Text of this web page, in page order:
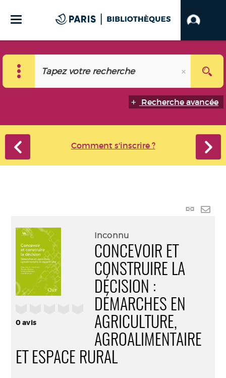
Recherche avancée
Comment s'inscrire ?
Lien
0avis
Inconnu
CONCEVOIR ET
CONSTRUIRE LA
DÉCISION :
DÉMARCHES EN
AGRICULTURE,
AGROALIMENTAIRE
ET ESPACE RURAL